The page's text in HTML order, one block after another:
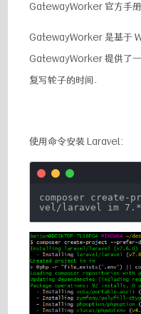
GatewayWorker 官方
GatewayWorker 是基于
GatewayWorker 提供了
复写轮子的时间.
使用命令安装 Laravel:
composer
vel/laravel im 7.*